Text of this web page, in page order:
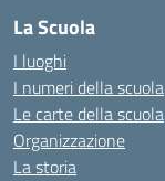
La Scuola
I luoghi
I numeri della scuola
Le carte della scuola
Organizzazione
La storia